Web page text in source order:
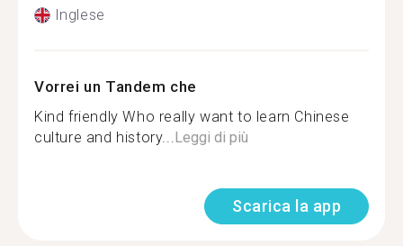
Inglese
Vorrei un Tandem che
Kind friendly Who really want to learn Chinese
culture and history...Leggi di più
Scarica la app